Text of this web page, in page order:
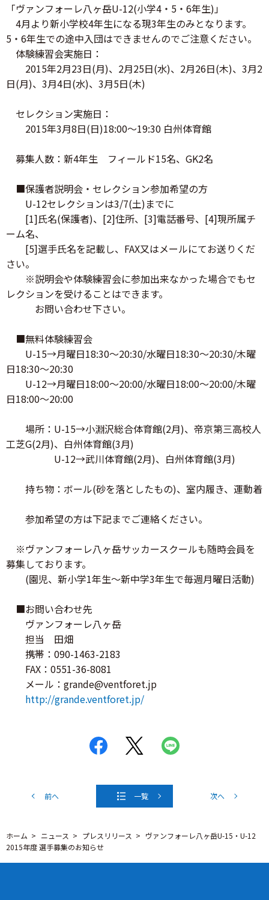
「ヴァンフォーレ八ヶ岳U-12(小学4・5・6年生)」
4月より新小学校4年生になる現3年生のみとなります。
5・6年生での途中入団はできませんのでご注意ください。
体験練習会実施日：
2015年2月23日(月)、2月25日(水)、2月26日(木)、3月2
日(月)、3月4日(水)、3月5日(木)
セレクション実施日：
2015年3月8日(日)18:00～19:30 白州体育館
募集人数：新4年生 フィールド15名、GK2名
■保護者説明会・セレクション参加希望の方
U-12セレクションは3/7(土)までに
[1]氏名(保護者)、[2]住所、[3]電話番号、[4]現所属チ
ーム名、
[5]選手氏名を記載し、FAX又はメールにてお送りくだ
さい。
※説明会や体験練習会に参加出来なかった場合でもセ
レクションを受けることはできます。
お問い合わせ下さい。
■無料体験練習会
U-15→月曜日18:30～20:30/水曜日18:30～20:30/木曜
日18:30～20:30
U-12→月曜日18:00～20:00/水曜日18:00～20:00/木曜
日18:00～20:00
場所：U-15→小淵沢総合体育館(2月)、帝京第三高校人
工芝G(2月)、白州体育館(3月)
U-12→武川体育館(2月)、白州体育館(3月)
持ち物：ボール(砂を落としたもの)、室内履き、運動着
参加希望の方は下記までご連絡ください。
※ヴァンフォーレ八ヶ岳サッカースクールも随時会員を
募集しております。
(園児、新小学1年生～新中学3年生で毎週月曜日活動)
■お問い合わせ先
ヴァンフォーレ八ヶ岳
担当 田畑
携帯：090-1463-2183
FAX：0551-36-8081
メール：grande@ventforet.jp
http://grande.ventforet.jp/
前へ 一覧 次へ
ホーム ニュース プレスリリース
ヴァンフォーレ八ヶ岳U-15・U-12
2015年度 選手募集のお知らせ